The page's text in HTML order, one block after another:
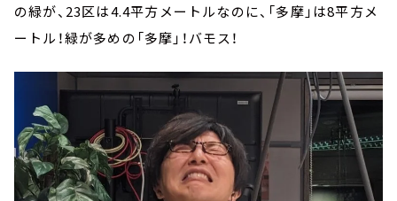
の緑が、23区は4.4平方メートルなのに、「多摩」は8平方メ
ートル！緑が多めの「多摩」！バモス！